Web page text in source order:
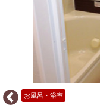
お風呂・浴室